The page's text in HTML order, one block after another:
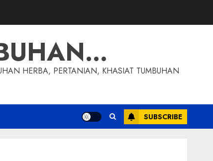
HERBA, PERTANIAN, KHASIAT TUMBUHAN
SUBSCRIBE